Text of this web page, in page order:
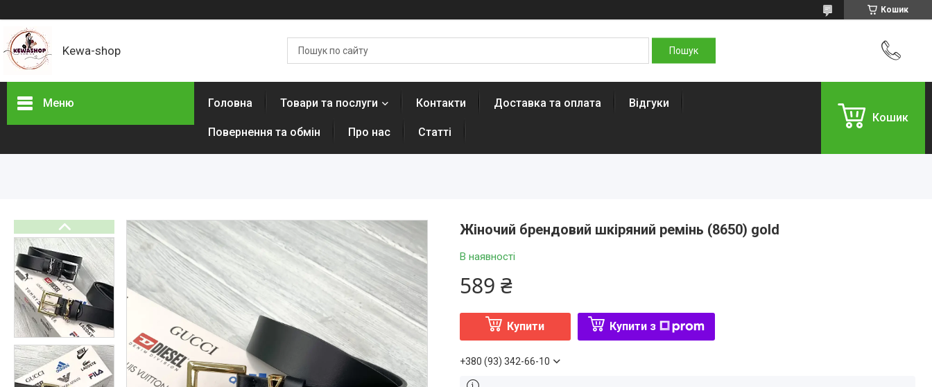
Кошик
Kewa-shop
Меню
Статті
Головна Товари та послуги Контакти Доставка та оплата Відгуки
Повернення та обмін Про нас Статті
Кошик
Жіночий брендовий шкіряний ремінь (8650) gold
В наявності
589 ₴
Купити Купити з
+380 (93) 342-66-10